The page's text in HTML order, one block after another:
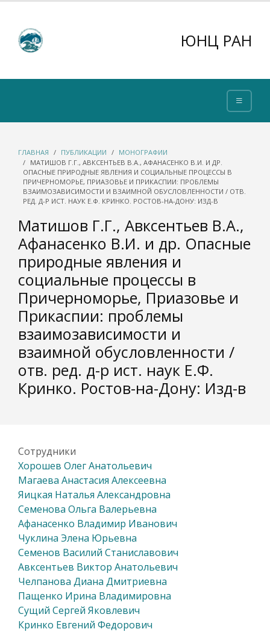
ЮНЦ РАН
ГЛАВНАЯ ПУБЛИКАЦИИ
МОНОГРАФИИ
МАТИШОВ Г.Г., АВКСЕНТЬЕВ В.А., АФАНАСЕНКО В.И. И ДР.
ОПАСНЫЕ ПРИРОДНЫЕ ЯВЛЕНИЯ И СОЦИАЛЬНЫЕ ПРОЦЕССЫ В
ПРИЧЕРНОМОРЬЕ, ПРИАЗОВЬЕ И ПРИКАСПИИ: ПРОБЛЕМЫ
ВЗАИМОЗАВИСИМОСТИ И ВЗАИМНОЙ ОБУСЛОВЛЕННОСТИ / ОТВ.
РЕД. Д-Р ИСТ. НАУК Е.Ф. КРИНКО. РОСТОВ-НА-ДОНУ: ИЗД-В
Матишов Г.Г., Авксентьев В.А.,
Афанасенко В.И. и др. Опасные
природные явления и
социальные процессы в
Причерноморье, Приазовье и
Прикаспии: проблемы
взаимозависимости и
взаимной обусловленности /
отв. ред. д-р ист. наук Е.Ф.
Кринко. Ростов-на-Дону: Изд-в
Сотрудники
Хорошев Олег Анатольевич
Магаева Анастасия Алексеевна
Яицкая Наталья Александровна
Семенова Ольга Валерьевна
Афанасенко Владимир Иванович
Чуклина Элена Юрьевна
Семенов Василий Станиславович
Авксентьев Виктор Анатольевич
Челпанова Диана Дмитриевна
Пащенко Ирина Владимировна
Сущий Сергей Яковлевич
Кринко Евгений Федорович